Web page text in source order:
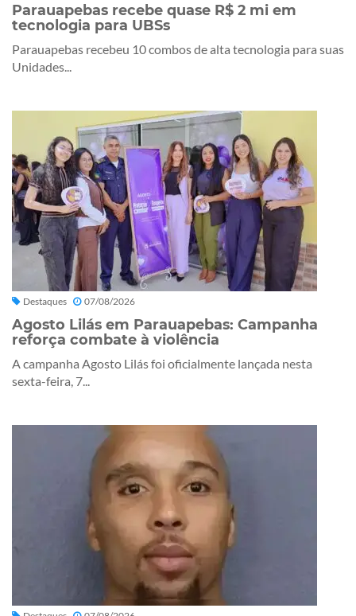
Parauapebas recebe quase R$ 2 mi em
tecnologia para UBSs
Parauapebas recebeu 10 combos de alta tecnologia para suas
Unidades...
Destaques 07/08/2026
Agosto Lilás em Parauapebas: Campanha
reforça combate à violência
A campanha Agosto Lilás foi oficialmente lançada nesta
sexta-feira, 7...